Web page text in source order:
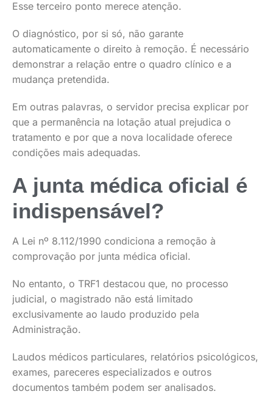
Esse terceiro ponto merece atenção.
O diagnóstico, por si só, não garante
automaticamente o direito à remoção. É necessário
demonstrar a relação entre o quadro clínico e a
mudança pretendida.
Em outras palavras, o servidor precisa explicar por
que a permanência na lotação atual prejudica o
tratamento e por que a nova localidade oferece
condições mais adequadas.
A junta médica oficial é
indispensável?
A Lei nº 8.112/1990 condiciona a remoção à
comprovação por junta médica oficial.
No entanto, o TRF1 destacou que, no processo
judicial, o magistrado não está limitado
exclusivamente ao laudo produzido pela
Administração.
Laudos médicos particulares, relatórios psicológicos,
exames, pareceres especializados e outros
documentos também podem ser analisados.